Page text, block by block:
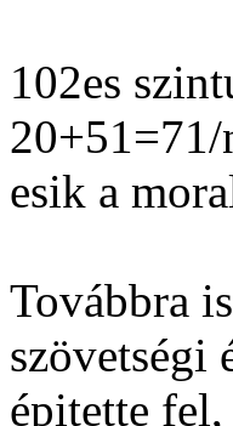
102es
20+51=71/
esik a
Továbbra
szövetségi
épitette